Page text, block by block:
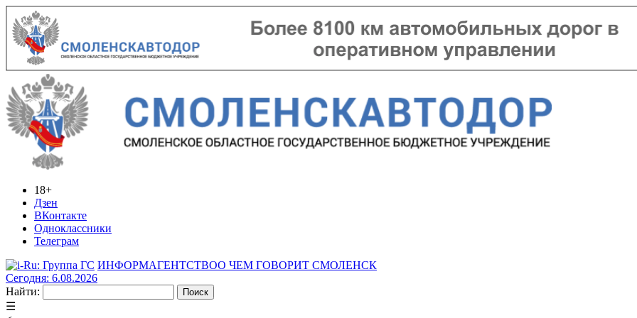
18+
Дзен
ВКонтакте
Одноклассники
Телеграм
ИНФОРМАГЕНТСТВОО ЧЕМ ГОВОРИТ СМОЛЕНСК
Сегодня: 6.08.2026
Найти:
☰